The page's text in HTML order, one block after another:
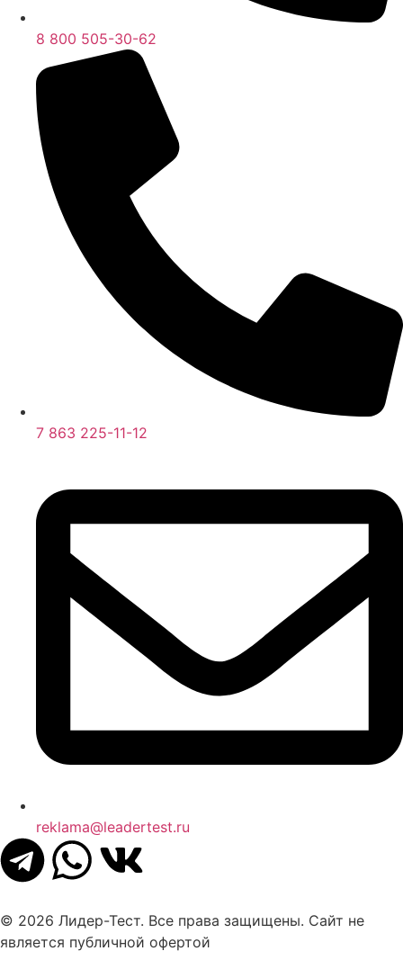
8 800 505-30-62
7 863 225-11-12
reklama@leadertest.ru
© 2026 Лидер-Тест. Все права защищены. Сайт не
является публичной офертой